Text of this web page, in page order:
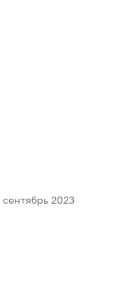
сентябрь 2023